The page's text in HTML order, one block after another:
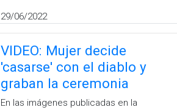
29/06/2022
VIDEO: Mujer decide
'casarse' con el diablo y
graban la ceremonia
En las imágenes publicadas en la